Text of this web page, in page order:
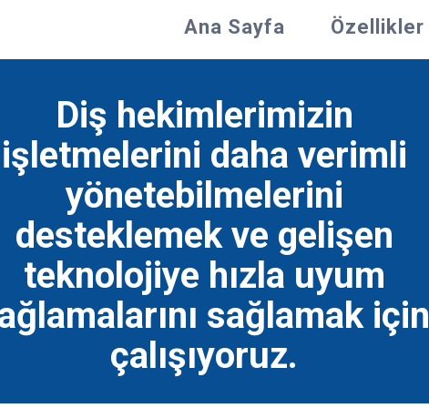
Ana Sayfa Özellikler
Diş hekimlerimizin
işletmelerini daha verimli
yönetebilmelerini
desteklemek ve gelişen
teknolojiye hızla uyum
sağlamak için
çalışıyoruz.